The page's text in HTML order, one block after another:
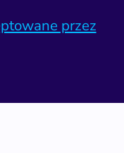
przez